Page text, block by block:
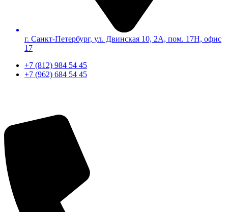
г. Санкт-Петербург, ул. Двинская 10, 2А, пом. 17Н, офис
17
+7 (812) 984 54 45
+7 (962) 684 54 45